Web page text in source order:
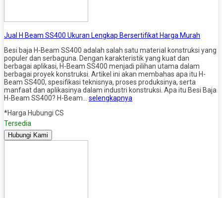
Jual H Beam SS400 Ukuran Lengkap Bersertifikat Harga Murah
Besi baja H-Beam SS400 adalah salah satu material konstruksi yang
populer dan serbaguna. Dengan karakteristik yang kuat dan
berbagai aplikasi, H-Beam SS400 menjadi pilihan utama dalam
berbagai proyek konstruksi. Artikel ini akan membahas apa itu H-
Beam SS400, spesifikasi teknisnya, proses produksinya, serta
manfaat dan aplikasinya dalam industri konstruksi. Apa itu Besi Baja
H-Beam SS400? H-Beam… selengkapnya
*Harga Hubungi CS
Tersedia
Hubungi Kami